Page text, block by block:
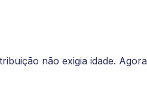
não exigia idade. Agora